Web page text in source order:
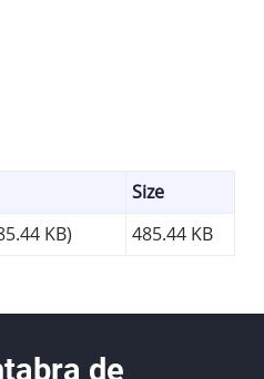
Size
KB) 485.44 KB
de